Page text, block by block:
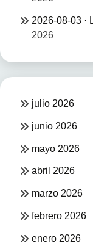
2026-08-03 ·
2026
julio 2026
junio 2026
mayo 2026
abril 2026
marzo 2026
febrero 2026
enero 2026